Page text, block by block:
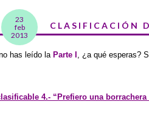
23
feb
2013
CLASIFICACIÓN
has leído la Parte I , ¿a qué esperas?
4.- “Prefiero una borrachera